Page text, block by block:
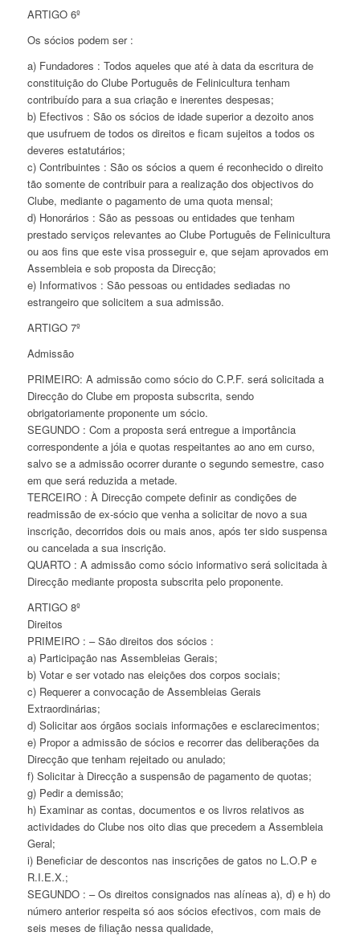
ARTIGO 6º
Os sócios podem ser :
a) Fundadores : Todos aqueles que até à data da escritura de
constituição do Clube Português de Felinicultura tenham
contribuído para a sua criação e inerentes despesas;
b) Efectivos : São os sócios de idade superior a dezoito anos
que usufruem de todos os direitos e ficam sujeitos a todos os
deveres estatutários;
c) Contribuintes : São os sócios a quem é reconhecido o direito
tão somente de contribuir para a realização dos objectivos do
Clube, mediante o pagamento de uma quota mensal;
d) Honorários : São as pessoas ou entidades que tenham
prestado serviços relevantes ao Clube Português de Felinicultura
ou aos fins que este visa prosseguir e, que sejam aprovados em
Assembleia e sob proposta da Direcção;
e) Informativos : São pessoas ou entidades sediadas no
estrangeiro que solicitem a sua admissão.
ARTIGO 7º
Admissão
PRIMEIRO: A admissão como sócio do C.P.F. será solicitada a
Direcção do Clube em proposta subscrita, sendo
obrigatoriamente proponente um sócio.
SEGUNDO : Com a proposta será entregue a importância
correspondente a jóia e quotas respeitantes ao ano em curso,
salvo se a admissão ocorrer durante o segundo semestre, caso
em que será reduzida a metade.
TERCEIRO : À Direcção compete definir as condições de
readmissão de ex-sócio que venha a solicitar de novo a sua
inscrição, decorridos dois ou mais anos, após ter sido suspensa
ou cancelada a sua inscrição.
QUARTO : A admissão como sócio informativo será solicitada à
Direcção mediante proposta subscrita pelo proponente.
ARTIGO 8º
Direitos
PRIMEIRO : – São direitos dos sócios :
a) Participação nas Assembleias Gerais;
b) Votar e ser votado nas eleições dos corpos sociais;
c) Requerer a convocação de Assembleias Gerais
Extraordinárias;
d) Solicitar aos órgãos sociais informações e esclarecimentos;
e) Propor a admissão de sócios e recorrer das deliberações da
Direcção que tenham rejeitado ou anulado;
f) Solicitar à Direcção a suspensão de pagamento de quotas;
g) Pedir a demissão;
h) Examinar as contas, documentos e os livros relativos as
actividades do Clube nos oito dias que precedem a Assembleia
Geral;
i) Beneficiar de descontos nas inscrições de gatos no L.O.P e
R.I.E.X.;
SEGUNDO : – Os direitos consignados nas alíneas a), d) e h) do
número anterior respeita só aos sócios efectivos, com mais de
seis meses de filiação nessa qualidade,